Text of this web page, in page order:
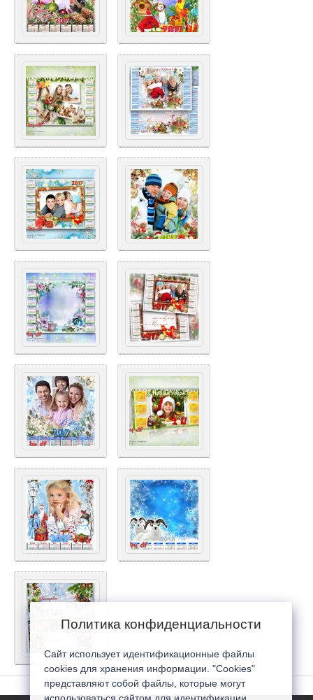
Политика конфиденциальности
Сайт использует идентификационные файлы
cookies для хранения информации. "Cookies"
представляют собой файлы, которые могут